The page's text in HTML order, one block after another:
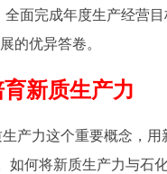
面完成年度生产经营目
的优异答卷。
新质生产力
产力这个重要概念，用
如何将新质生产力与石